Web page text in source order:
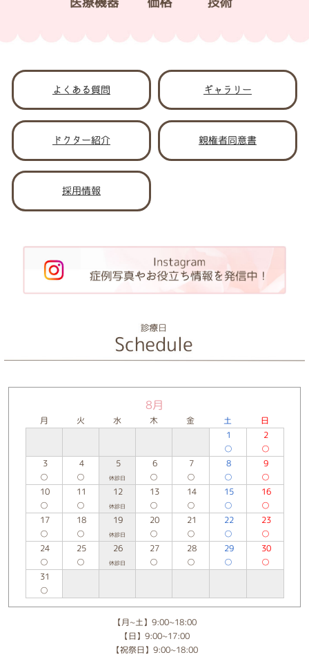
よくある質問 ギャラリー
ドクター紹介 親権者同意書
採用情報
8月
月 火 水 木 金 土
日
1
○
2
○
3
○
4
○
5
休診日
6
○
7
○
8
○
9
○
10
○
11
○
12
休診日
13
○
14
○
15
○
16
○
17
○
18
○
19
休診日
20
○
21
○
22
○
23
○
24
○
25
○
26
休診日
27
○
28
○
29
○
30
○
31
○
【月~土】9:00~18:00
【日】9:00~17:00
【祝祭日】9:00~18:00